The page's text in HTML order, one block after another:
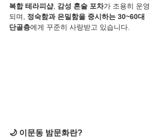
복합 테라피샵, 감성 혼술 포차가 조용히 운영
되며, 정숙함과 은밀함을 중시하는 30~60대
단골층에게 꾸준히 사랑받고 있습니다.
🌙 이문동 밤문화란?